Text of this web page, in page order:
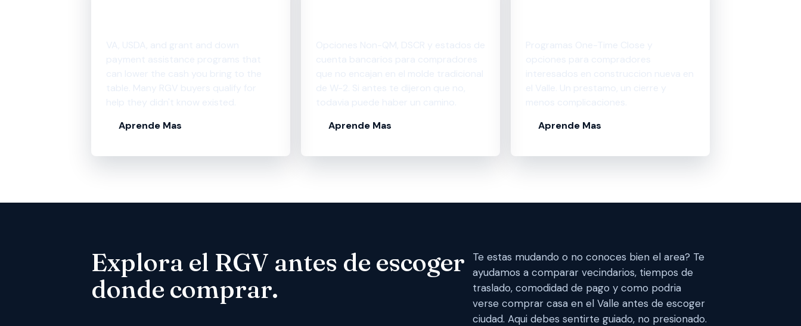
Aprende Mas
Aprende Mas
Aprende Mas
Explora el RGV antes de escoger
donde comprar.
Te estas mudando o no conoces bien el area? Te
ayudamos a comparar vecindarios, tiempos de
traslado, comodidad de pago y como podria
verse comprar casa en el Valle antes de escoger
ciudad. Aqui debes sentirte guiado, no presionado.